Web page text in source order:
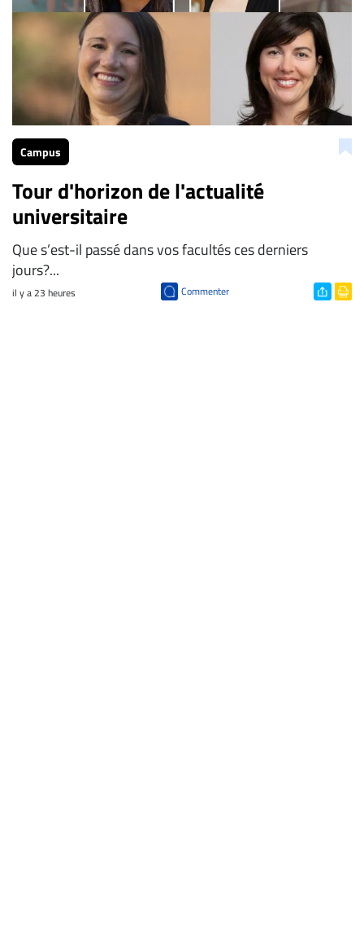
Campus
Tour d'horizon de l'actualité
universitaire
Que s’est-il passé dans vos facultés ces derniers
jours?...
il y a 23 heures Commenter